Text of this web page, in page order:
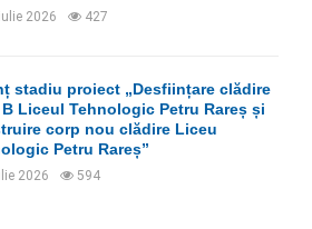
2026 427
stadiu proiect „Desființare clădire
Liceul Tehnologic Petru Rareș și
corp nou clădire Liceu
Petru Rareș”
2026 594